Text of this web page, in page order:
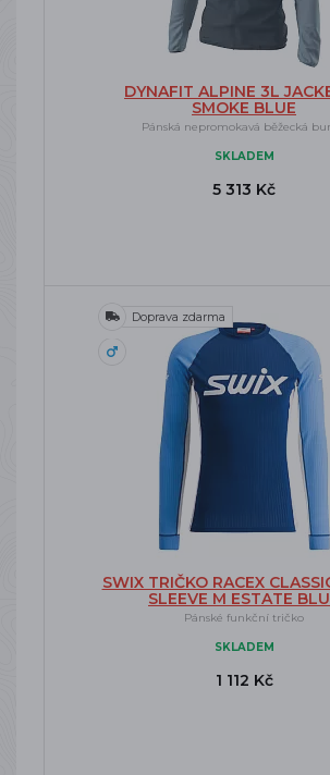
DYNAFIT ALPINE 3L
SMOKE BLUE
Pánská nepromokavá běžecká
SKLADEM
5 313 Kč
Doprava zdarma
SWIX TRIČKO RACEX
SLEEVE M ESTATE
Pánské funkční tričko
SKLADEM
1 112 Kč